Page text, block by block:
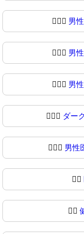
👨🏽‍⚕ 男
👨🏾‍⚕️ 男
👨🏾‍⚕ 男
👨🏿‍⚕️ ダー
👨🏿‍⚕ 男性
👩‍⚕️
👩‍⚕